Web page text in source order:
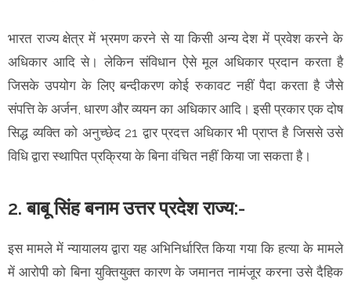
भारत राज्य क्षेत्र में भ्रमण करने से या किसी अन्य देश में प्रवेश करने के
अधिकार आदि से। लेकिन संविधान ऐसे मूल अधिकार प्रदान करता है
जिसके उपयोग के लिए बन्दीकरण कोई रुकावट नहीं पैदा करता है जैसे
संपत्ति के अर्जन, धारण और व्ययन का अधिकार आदि। इसी प्रकार एक दोष
सिद्ध व्यक्ति को अनुच्छेद 21 द्वार प्रदत्त अधिकार भी प्राप्त है जिससे उसे
विधि द्वारा स्थापित प्रक्रिया के बिना वंचित नहीं किया जा सकता है।
2. बाबू सिंह बनाम उत्तर प्रदेश राज्य:-
इस मामले में न्यायालय द्वारा यह अभिनिर्धारित किया गया कि हत्या के मामले
में आरोपी को बिना युक्तियुक्त कारण के जमानत नामंजूर करना उसे दैहिक